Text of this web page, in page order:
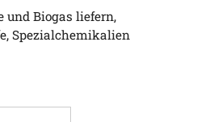
Biogas liefern,
Spezialchemikalien